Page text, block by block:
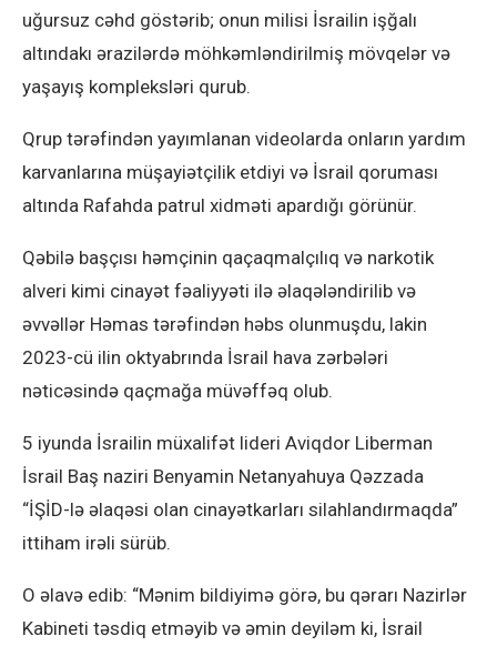
uğursuz cəhd göstərib; onun milisi İsrailin işğalı
altındakı ərazilərdə möhkəmləndirilmiş mövqelər və
yaşayış kompleksləri qurub.
Qrup tərəfindən yayımlanan videolarda onların yardım
karvanlarına müşayiətçilik etdiyi və İsrail qoruması
altında Rafahda patrul xidməti apardığı görünür.
Qəbilə başçısı həmçinin qaçaqmalçılıq və narkotik
alveri kimi cinayət fəaliyyəti ilə əlaqələndirilib və
əvvəllər Həmas tərəfindən həbs olunmuşdu, lakin
2023-cü ilin oktyabrında İsrail hava zərbələri
nəticəsində qaçmağa müvəffəq olub.
5 iyunda İsrailin müxalifət lideri Aviqdor Liberman
İsrail Baş naziri Benyamin Netanyahuya Qəzzada
“İŞİD-lə əlaqəsi olan cinayətkarları silahlandırmaqda”
ittiham irəli sürüb.
O əlavə edib: “Mənim bildiyimə görə, bu qərarı Nazirlər
Kabineti təsdiq etməyib və əmin deyiləm ki, İsrail